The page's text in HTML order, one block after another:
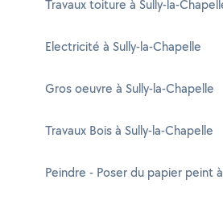
Travaux toiture à Sully-la-
Electricité à Sully-la-Chapelle
Gros oeuvre à Sully-la-Chapelle
Travaux Bois à Sully-la-Chapelle
Peindre - Poser du papier peint